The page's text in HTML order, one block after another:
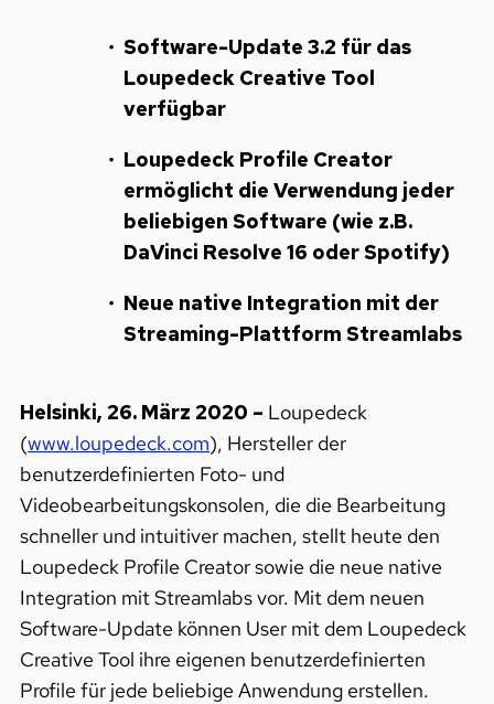
Software-Update 3.2 für das
Loupedeck Creative Tool
verfügbar
Loupedeck Profile Creator
ermöglicht die Verwendung jeder
beliebigen Software (wie z.B.
DaVinci Resolve 16 oder Spotify)
Neue native Integration mit der
Streaming-Plattform Streamlabs
Helsinki, 26. März 2020 – Loupedeck
(www.loupedeck.com), Hersteller der
benutzerdefinierten Foto- und
Videobearbeitungskonsolen, die die Bearbeitung
schneller und intuitiver machen, stellt heute den
Loupedeck Profile Creator sowie die neue native
Integration mit Streamlabs vor. Mit dem neuen
Software-Update können User mit dem Loupedeck
Creative Tool ihre eigenen benutzerdefinierten
Profile für jede beliebige Anwendung erstellen.